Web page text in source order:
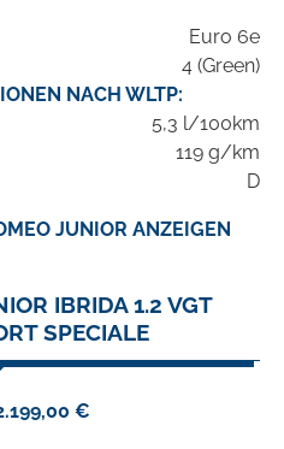
Euro 6e
4 (Green)
NACH WLTP:
5,3 l/100km
119 g/km
D
JUNIOR ANZEIGEN
IBRIDA 1.2 VGT
SPECIALE
€